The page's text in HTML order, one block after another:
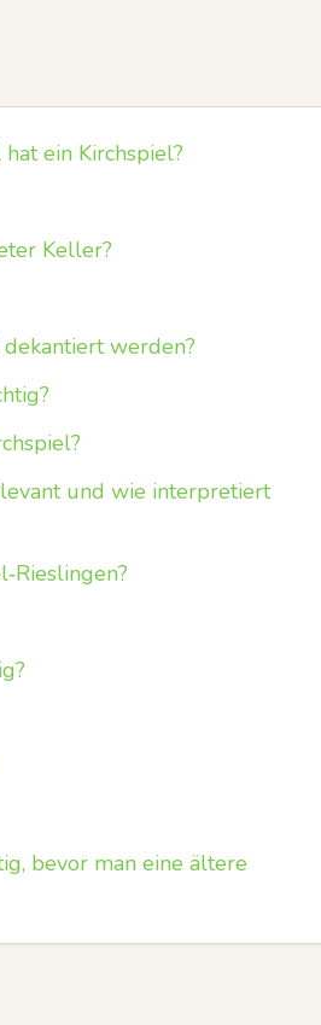
ein Kirchspiel?
Keller?
werden?
und wie interpretiert
bevor man eine ältere